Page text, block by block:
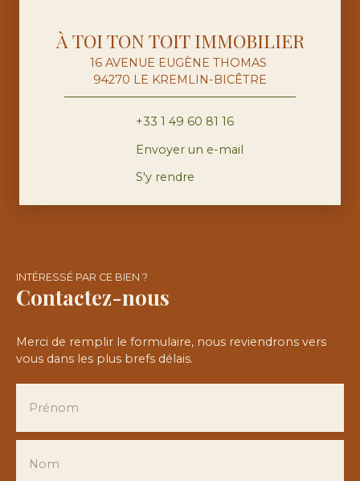
À TOI TON TOIT IMMOBILIER
16 AVENUE EUGÈNE THOMAS
94270 LE KREMLIN-BICÊTRE
+33 1 49 60 81 16
Envoyer un e-mail
S'y rendre
INTÉRESSÉ PAR CE BIEN ?
Contactez-nous
Merci de remplir le formulaire, nous reviendrons vers
vous dans les plus brefs délais.
Prénom
Nom